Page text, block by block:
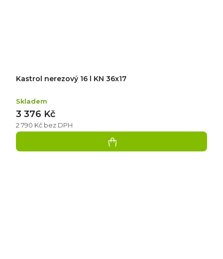
Kastrol nerezový 16 l KN 36x17
Skladem
2 790 Kč bez DPH
3 376 Kč